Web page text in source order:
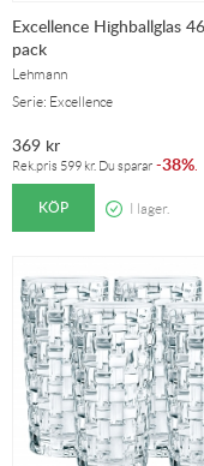
Excellence Highballglas
pack
Lehmann
Serie: Excellence
369 kr
Rek.pris 599 kr. Du sparar -38%.
KÖP I lager.